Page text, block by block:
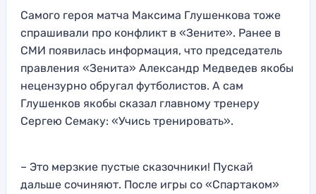
Самого героя матча Максима Глушенкова тоже
спрашивали про конфликт в «Зените». Ранее в
СМИ появилась информация, что председатель
правления «Зенита» Александр Медведев якобы
нецензурно обругал футболистов. А сам
Глушенков якобы сказал главному тренеру
Сергею Семаку: «Учись тренировать».
– Это мерзкие пустые сказочники! Пускай
дальше сочиняют. После игры со «Спартаком»